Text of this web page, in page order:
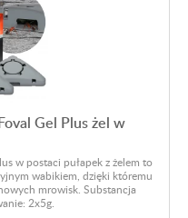
Gel Plus żel w
w postaci pułapek z żelem to
wabikiem, dzięki któremu
mrowisk. Substancja
2x5g.